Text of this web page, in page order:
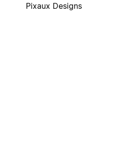
Pixaux Designs